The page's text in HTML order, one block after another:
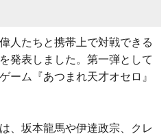
人たちと携帯上で対戦できる
発表しました。第一弾として
ーム『あつまれ天才オセロ』
、坂本龍馬や伊達政宗、クレ